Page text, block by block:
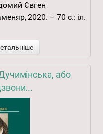
Євген
2020. – 70 с.: іл.
або